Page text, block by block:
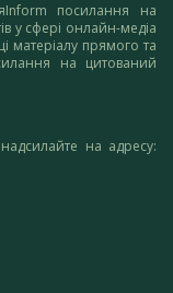
посилання на
у сфері онлайн-медіа
матеріалу прямого та
на цитований
на адресу: